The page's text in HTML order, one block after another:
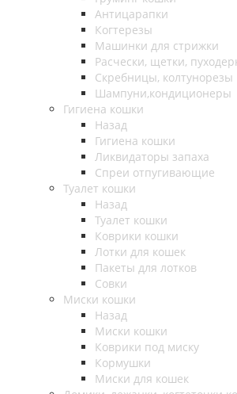
Антицарапки
Когтерезы
Машинки для стрижки
Расчески, щетки,
Скребницы, колтунорезы
Шампуни,кондиционеры
Гигиена кошки
Назад
Гигиена кошки
Ликвидаторы запаха
Спреи отпугивающие
Туалет кошки
Назад
Туалет кошки
Коврики кошки
Лотки для кошек
Пакеты для лотков
Совки
Миски кошки
Назад
Миски кошки
Коврики под миску
Кормушки
Миски для кошек